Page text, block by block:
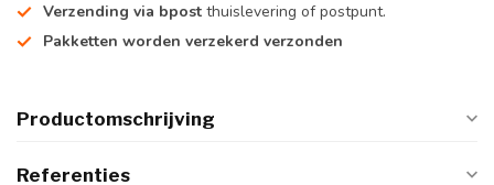
Verzending via bpost thuislevering of postpunt.
Pakketten worden verzekerd verzonden
Productomschrijving
Referenties